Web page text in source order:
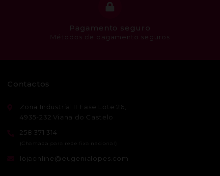
Pagamento seguro
Métodos de pagamento seguros
Contactos
Zona Industrial II Fase Lote 26,
4935-232 Viana do Castelo
258 371 314
lojaonline@eugenialopes.com